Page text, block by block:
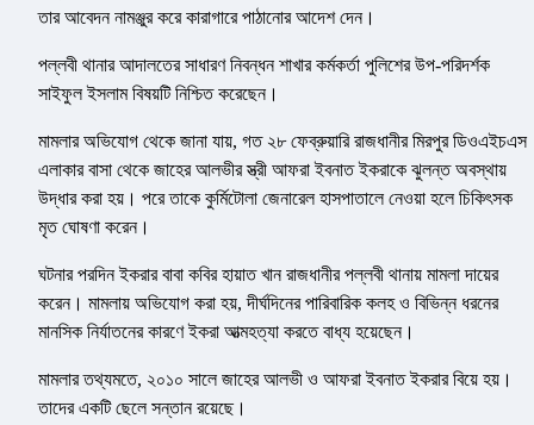
তার আবেদন নামঞ্জুর করে কারাগারে পাঠানোর আদেশ দেন।
পল্লবী থানার আদালতের সাধারণ নিবন্ধন শাখার কর্মকর্তা পুলিশের উপ-পরিদর্শক
সাইফুল ইসলাম বিষয়টি নিশ্চিত করেছেন।
মামলার অভিযোগ থেকে জানা যায়, গত ২৮ ফেব্রুয়ারি রাজধানীর মিরপুর ডিওএইচএস
এলাকার বাসা থেকে জাহের আলভীর স্ত্রী আফরা ইবনাত ইকরাকে ঝুলন্ত অবস্থায়
উদ্ধার করা হয়। পরে তাকে কুর্মিটোলা জেনারেল হাসপাতালে নেওয়া হলে চিকিৎসক
মৃত ঘোষণা করেন।
ঘটনার পরদিন ইকরার বাবা কবির হায়াত খান রাজধানীর পল্লবী থানায় মামলা দায়ের
করেন। মামলায় অভিযোগ করা হয়, দীর্ঘদিনের পারিবারিক কলহ ও বিভিন্ন ধরনের
মানসিক নির্যাতনের কারণে ইকরা আত্মহত্যা করতে বাধ্য হয়েছেন।
মামলার তথ্যমতে, ২০১০ সালে জাহের আলভী ও আফরা ইবনাত ইকরার বিয়ে হয়।
তাদের একটি ছেলে সন্তান রয়েছে।